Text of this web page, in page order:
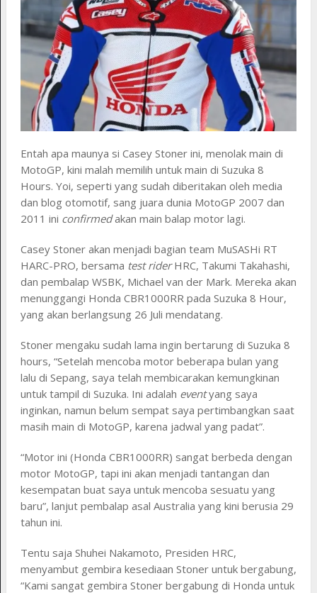
Entah apa maunya si Casey Stoner ini, menolak main di
MotoGP, kini malah memilih untuk main di Suzuka 8
Hours. Yoi, seperti yang sudah diberitakan oleh media
dan blog otomotif, sang juara dunia MotoGP 2007 dan
2011 ini confirmedakan main balap motor lagi.
Casey Stoner akan menjadi bagian team MuSASHi RT
HARC-PRO, bersama test riderHRC, Takumi Takahashi,
dan pembalap WSBK, Michael van der Mark. Mereka akan
menunggangi Honda CBR1000RR pada Suzuka 8 Hour,
yang akan berlangsung 26 Juli mendatang.
Stoner mengaku sudah lama ingin bertarung di Suzuka 8
hours, “Setelah mencoba motor beberapa bulan yang
lalu di Sepang, saya telah membicarakan kemungkinan
untuk tampil di Suzuka. Ini adalah eventyang saya
inginkan, namun belum sempat saya pertimbangkan saat
masih main di MotoGP, karena jadwal yang padat”.
“Motor ini (Honda CBR1000RR) sangat berbeda dengan
motor MotoGP, tapi ini akan menjadi tantangan dan
kesempatan buat saya untuk mencoba sesuatu yang
baru”, lanjut pembalap asal Australia yang kini berusia 29
tahun ini.
Tentu saja Shuhei Nakamoto, Presiden HRC,
menyambut gembira kesediaan Stoner untuk bergabung,
“Kami sangat gembira Stoner bergabung di Honda untuk